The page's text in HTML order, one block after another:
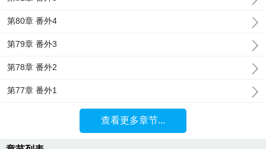
第80章 番外4
第79章 番外3
第78章 番外2
第77章 番外1
查看更多章节...